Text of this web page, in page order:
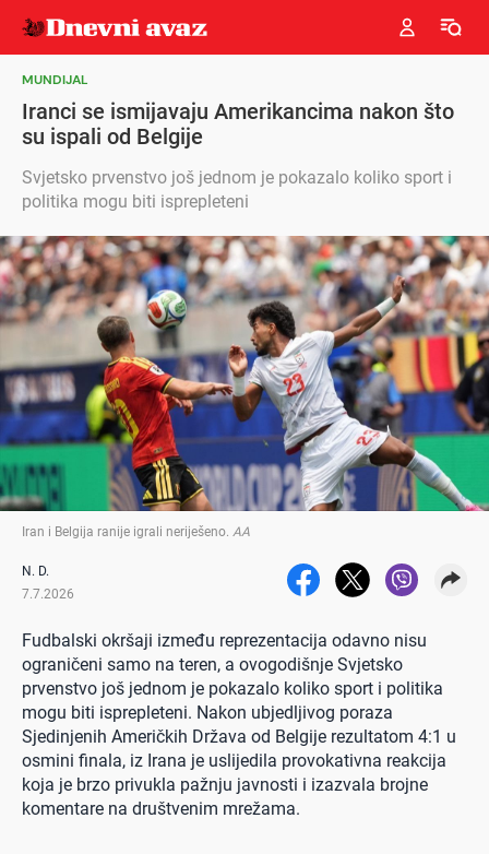
MUNDIJAL
Iranci se ismijavaju Amerikancima nakon što
su ispali od Belgije
Svjetsko prvenstvo još jednom je pokazalo koliko sport i
politika mogu biti isprepleteni
Iran i Belgija ranije igrali neriješeno AA
N. D.
7.7.2026
Fudbalski okršaji između reprezentacija odavno nisu
ograničeni samo na teren, a ovogodišnje Svjetsko
prvenstvo još jednom je pokazalo koliko sport i politika
mogu biti isprepleteni. Nakon ubjedljivog poraza
Sjedinjenih Američkih Država od Belgije rezultatom 4:1 u
osmini finala, iz Irana je uslijedila provokativna reakcija
koja je brzo privukla pažnju javnosti i izazvala brojne
komentare na društvenim mrežama.